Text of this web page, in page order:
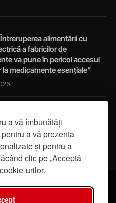
a vă îmbunătăți
a vă prezenta
și pentru a
clic pe „Acceptă
urilor.
alimentării cu
a fabricilor de
va pune în pericol accesul
la medicamente esențiale”